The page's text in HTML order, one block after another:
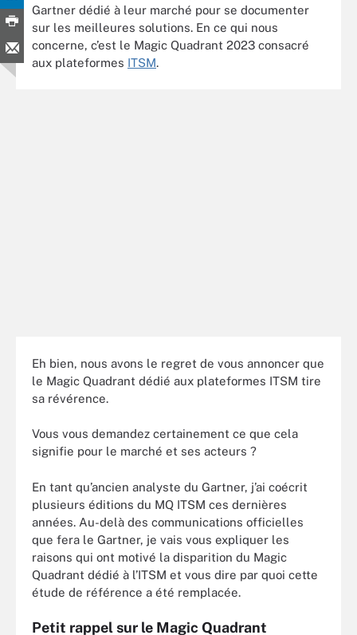
Gartner dédié à leur marché pour se documenter
sur les meilleures solutions. En ce qui nous
concerne, c’est le Magic Quadrant 2023 consacré
aux plateformes ITSM.
Eh bien, nous avons le regret de vous annoncer que
le Magic Quadrant dédié aux plateformes ITSM tire
sa révérence.
Vous vous demandez certainement ce que cela
signifie pour le marché et ses acteurs ?
En tant qu’ancien analyste du Gartner, j’ai coécrit
plusieurs éditions du MQ ITSM ces dernières
années. Au-delà des communications officielles
que fera le Gartner, je vais vous expliquer les
raisons qui ont motivé la disparition du Magic
Quadrant dédié à l’ITSM et vous dire par quoi cette
étude de référence a été remplacée.
Petit rappel sur le Magic Quadrant